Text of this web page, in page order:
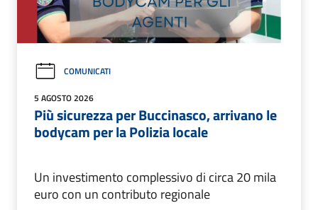
COMUNICATI
5 AGOSTO 2026
Più sicurezza per Buccinasco, arrivano le
bodycam per la Polizia locale
Un investimento complessivo di circa 20 mila
euro con un contributo regionale